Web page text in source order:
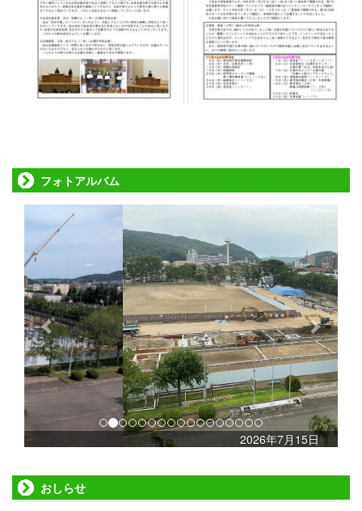
フォトアルバム
2026年7月15日
r
v
i
o
u
s
n
x
t
おしらせ